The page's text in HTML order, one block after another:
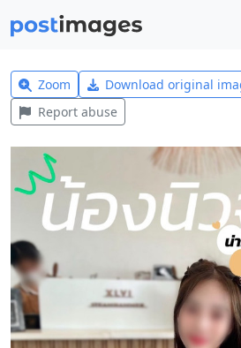
Zoom Download original
Report abuse